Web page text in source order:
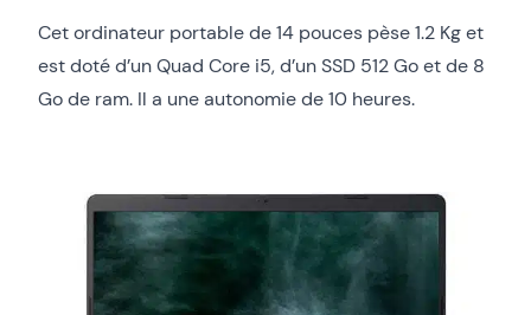
Cet ordinateur portable de 14 pouces pèse 1.2 Kg et
est doté d’un Quad Core i5, d’un SSD 512 Go et de 8
Go de ram. Il a une autonomie de 10 heures.